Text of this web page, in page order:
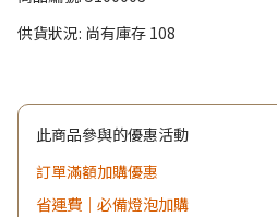
供貨狀況: 尚有庫存 108
此商品參與的優惠活動
訂單滿額加購優惠
省運費｜必備燈泡加購